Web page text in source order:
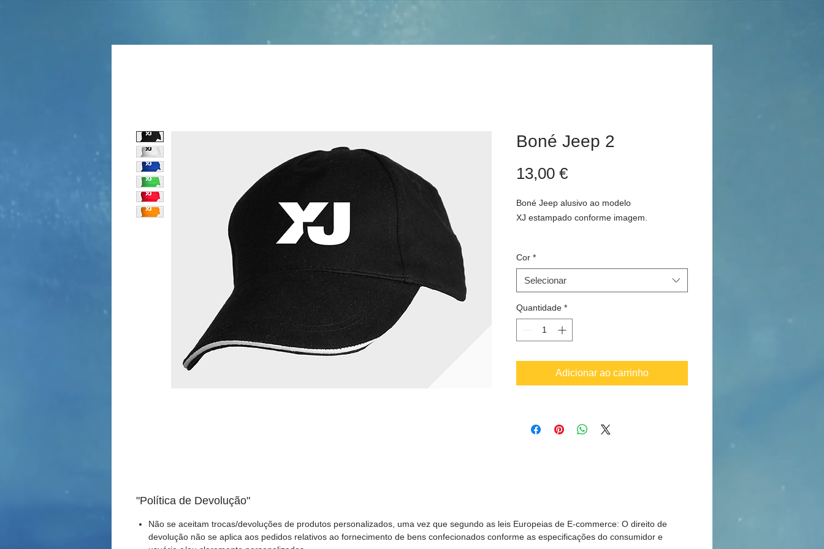
Boné Jeep 2
13,00 €Preço
Boné Jeep alusivo ao modelo
XJ estampado conforme imagem.
Podemos executar noutra tonalidade ou
com a estampagem à sua medida.
Contacte-nos
Cor *
Selecionar
Quantidade *
Adicionar ao carrinho
"Política de Devolução"
Não se aceitam trocas/devoluções de produtos personalizados, uma vez que segundo as leis Europeias de E-commerce: O direito de
devolução não se aplica aos pedidos relativos ao fornecimento de bens confecionados conforme as especificações do consumidor e